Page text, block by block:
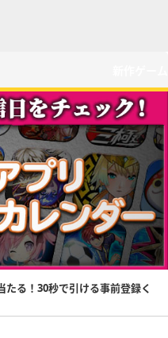
る！30秒で引ける事前登録く